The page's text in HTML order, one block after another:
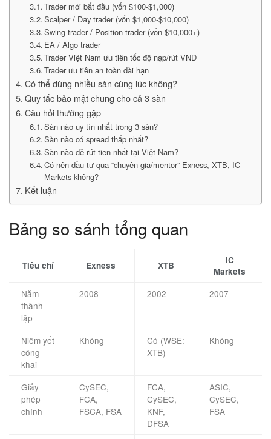
Trader mới bắt đầu (vốn $100-$1,000)
Scalper / Day trader (vốn $1,000-$10,000)
Swing trader / Position trader (vốn $10,000+)
EA / Algo trader
Trader Việt Nam ưu tiên tốc độ nạp/rút VND
Trader ưu tiên an toàn dài hạn
Có thể dùng nhiều sàn cùng lúc không?
Quy tắc bảo mật chung cho cả 3 sàn
Câu hỏi thường gặp
Sàn nào uy tín nhất trong 3 sàn?
Sàn nào có spread thấp nhất?
Sàn nào dễ rút tiền nhất tại Việt Nam?
Có nên đầu tư qua “chuyên gia/mentor” Exness, XTB, IC
Markets không?
Kết luận
Bảng so sánh tổng quan
Tiêu chí Exness XTB
IC
Markets
Năm
thành
lập
2008 2002 2007
Niêm yết
công
khai
Không
Có (WSE:
XTB)
Không
Giấy
phép
chính
CySEC,
FCA,
FSCA, FSA
FCA,
CySEC,
KNF,
DFSA
ASIC,
CySEC,
FSA